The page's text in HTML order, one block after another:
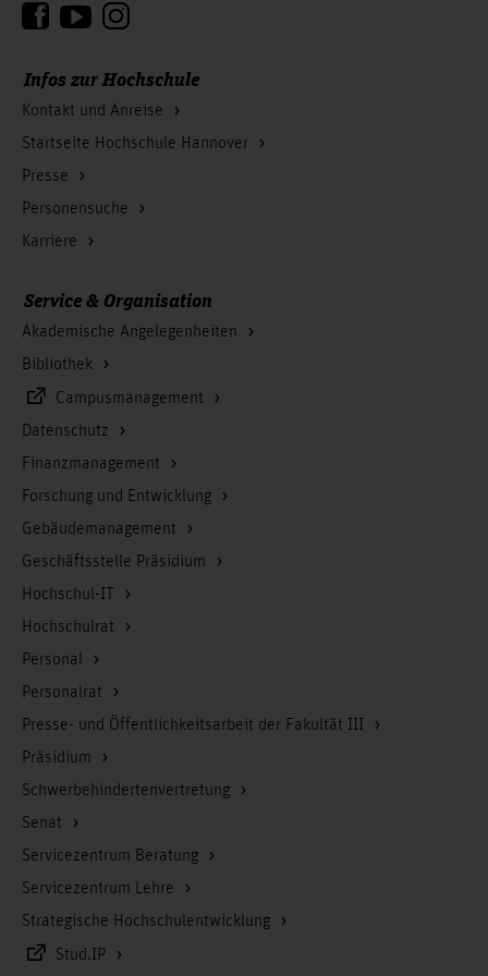
Infos zur Hochschule
Kontakt und Anreise
Startseite Hochschule Hannover
Presse
Personensuche
Karriere
Service & Organisation
Akademische Angelegenheiten
Bibliothek
Campusmanagement
Datenschutz
Finanzmanagement
Forschung und Entwicklung
Gebäudemanagement
Geschäftsstelle Präsidium
Hochschul-IT
Hochschulrat
Personal
Personalrat
Presse- und Öffentlichkeitsarbeit der Fakultät III
Präsidium
Schwerbehindertenvertretung
Senat
Servicezentrum Beratung
Servicezentrum Lehre
Strategische Hochschulentwicklung
Stud.IP